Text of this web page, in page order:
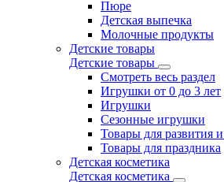
Пюре
Детская выпечка
Молочные продукты
Детские товары
Детские товары
Смотреть весь раздел
Игрушки от 0 до 3 лет
Игрушки
Сезонные игрушки
Товары для развития и
Товары для праздника
Детская косметика
Детская косметика